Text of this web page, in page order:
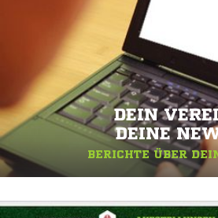
DEIN
DEINE
BERICHTE ÜBER